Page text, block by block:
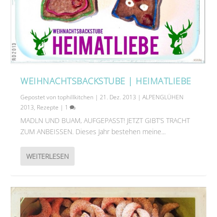
WEIHNACHTSBACKSTUBE | HEIMATLIEBE
Gepostet vontophillkitchen |21. Dez. 2013 |ALPENGLÜHEN
2013, Rezepte | 1
MADLN UND BUAM, AUFGEPASST! JETZT GIBT’S TRACHT
ZUM ANBEISSEN. Dieses Jahr bestehen meine...
WEITERLESEN